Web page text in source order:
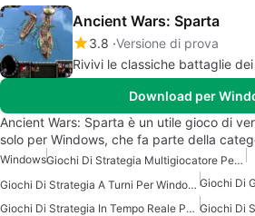
Ancient Wars: Sparta
3.8 Versione di prova
Rivivi le classiche battaglie
Download per
Ancient Wars: Sparta è un utile gioco di
solo per Windows, che fa parte della
Windows
Giochi Di Strategia Multigiocatore Per Windows
Giochi Di Strategia A Turni Per Windows Giochi Di
Giochi Di Strategia In Tempo Reale Per Windows